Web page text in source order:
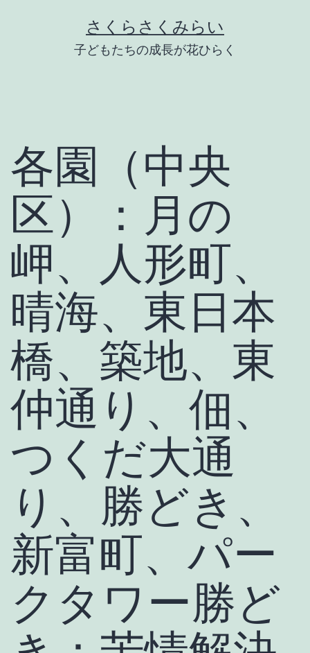
さくらさくみらい
子どもたちの成長が花ひらく
各園（中央
区）：月の
岬、人形町、
晴海、東日本
橋、築地、東
仲通り、佃、
つくだ大通
り、勝どき、
新富町、パー
クタワー勝ど